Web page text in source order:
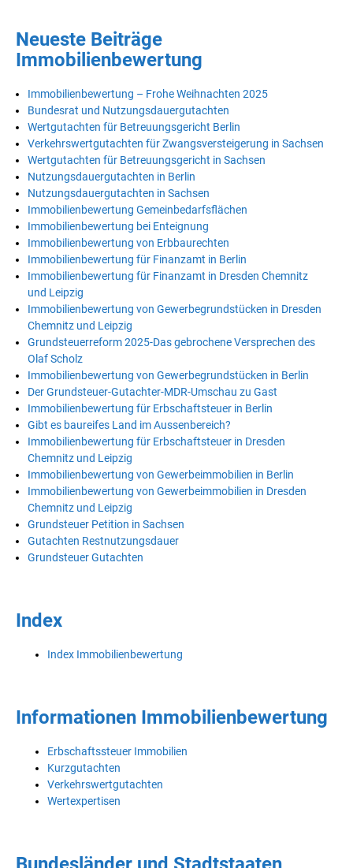
Neueste Beiträge
Immobilienbewertung
Immobilienbewertung – Frohe Weihnachten 2025
Bundesrat und Nutzungsdauergutachten
Wertgutachten für Betreuungsgericht Berlin
Verkehrswertgutachten für Zwangsversteigerung in Sachsen
Wertgutachten für Betreuungsgericht in Sachsen
Nutzungsdauergutachten in Berlin
Nutzungsdauergutachten in Sachsen
Immobilienbewertung Gemeinbedarfsflächen
Immobilienbewertung bei Enteignung
Immobilienbewertung von Erbbaurechten
Immobilienbewertung für Finanzamt in Berlin
Immobilienbewertung für Finanzamt in Dresden Chemnitz
und Leipzig
Immobilienbewertung von Gewerbegrundstücken in Dresden
Chemnitz und Leipzig
Grundsteuerreform 2025-Das gebrochene Versprechen des
Olaf Scholz
Immobilienbewertung von Gewerbegrundstücken in Berlin
Der Grundsteuer-Gutachter-MDR-Umschau zu Gast
Immobilienbewertung für Erbschaftsteuer in Berlin
Gibt es baureifes Land im Aussenbereich?
Immobilienbewertung für Erbschaftsteuer in Dresden
Chemnitz und Leipzig
Immobilienbewertung von Gewerbeimmobilien in Berlin
Immobilienbewertung von Gewerbeimmobilien in Dresden
Chemnitz und Leipzig
Grundsteuer Petition in Sachsen
Gutachten Restnutzungsdauer
Grundsteuer Gutachten
Index
Index Immobilienbewertung
Informationen Immobilienbewertung
Erbschaftssteuer Immobilien
Kurzgutachten
Verkehrswertgutachten
Wertexpertisen